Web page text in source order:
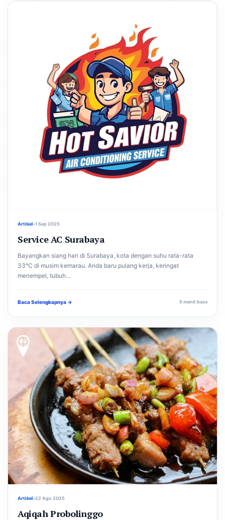
Artikel•1 Sep 2025
Service AC Surabaya
Bayangkan siang hari di Surabaya, kota dengan suhu rata-rata
33°C di musim kemarau. Anda baru pulang kerja, keringat
menempel, tubuh...
Baca Selengkapnya → 5 menit baca
Artikel•22 Agu 2025
Aqiqah Probolinggo